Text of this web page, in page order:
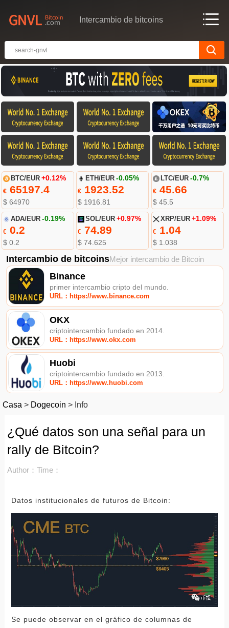
Intercambio de bitcoins
BTC/EUR +0.12%
€65197.4
$ 64970
ETH/EUR -0.05%
€ 1923.52
$ 1916.81
LTC/EUR -0.7%
€45.66
$ 45.5
ADA/EUR -0.19%
€0.2
$ 0.2
SOL/EUR +0.97%
€ 74.89
$ 74.625
XRP/EUR +1.09%
€1.04
$ 1.038
Intercambio de bitcoinsMejor intercambio de Bitcoin
Binance
primer intercambio cripto del mundo.
URL：https://www.binance.com
OKX
criptointercambio fundado en 2014.
URL：https://www.okx.com
Huobi
criptointercambio fundado en 2013.
URL：https://www.huobi.com
Casa > Dogecoin > Info
¿Qué datos son una señal para un
rally de Bitcoin?
Author： Time：
Datos institucionales de futuros de Bitcoin:
Se puede observar en el gráfico de columnas de